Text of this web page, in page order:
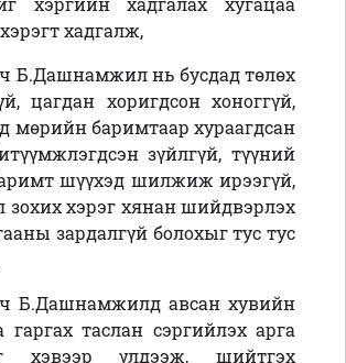
хадгалж,
Б.Дашнамжил нь бусдад төлөх
цагдан хоригдсон хоноггүй,
мөрийн баримтаар хураагдсан
зүйлгүй, түүний
шүүхэд шилжиж ирээгүй,
зохих хэрэг хянан шийдвэрлэх
зардалгүй болохыг тус тус
Б.Дашнамжилд авсан хувийн
гаргах таслан сэргийлэх арга
хэвээр үлдээж, шийтгэх